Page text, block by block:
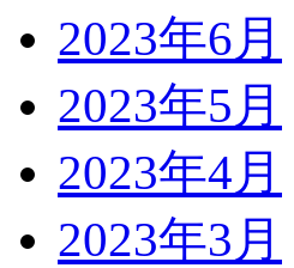
2023年6月
2023年5月
2023年4月
2023年3月